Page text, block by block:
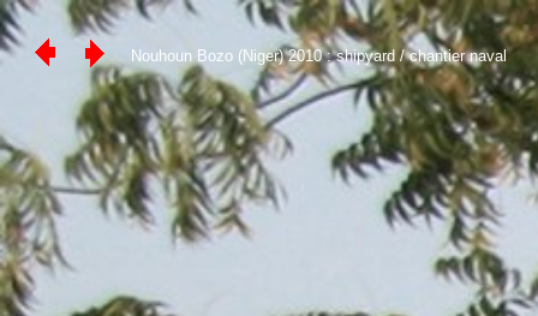
Nouhoun Bozo (Niger) 2010 : shipyard / chantier naval